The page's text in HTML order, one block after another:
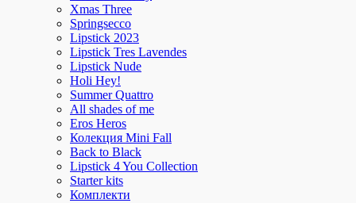
Xmas Three
Springsecco
Lipstick 2023
Lipstick Tres Lavendes
Lipstick Nude
Holi Hey!
Summer Quattro
All shades of me
Eros Heros
Колекция Mini Fall
Back to Black
Lipstick 4 You Collection
Starter kits
Комплекти